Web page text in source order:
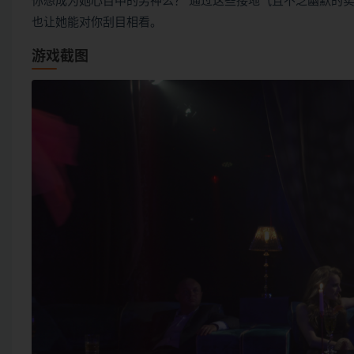
也让她能对你刮目相看。
游戏截图